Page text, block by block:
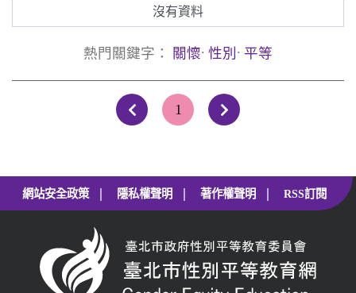
沒有資料
熱門關鍵字： 關懷. 性別 . 平等
上一頁1 下一頁
網站安全政策 | 隱私權聲明 | 著作權聲明 | RSS訂閱